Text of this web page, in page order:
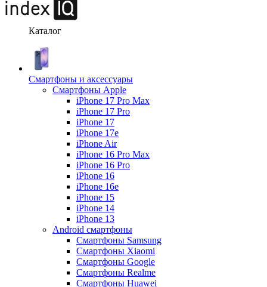
Каталог
Смартфоны и аксессуары
Смартфоны Apple
iPhone 17 Pro Max
iPhone 17 Pro
iPhone 17
iPhone 17e
iPhone Air
iPhone 16 Pro Max
iPhone 16 Pro
iPhone 16
iPhone 16e
iPhone 15
iPhone 14
iPhone 13
Android cмартфоны
Смартфоны Samsung
Смартфоны Xiaomi
Смартфоны Google
Смартфоны Realme
Смартфоны Huawei